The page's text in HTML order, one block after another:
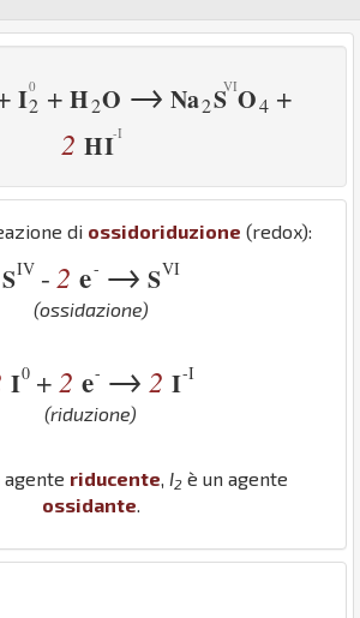
I2 + H2O → Na2S O4 +
2 HI
di ossidoriduzione (redox):
SIV - 2 e- → SVI
(ossidazione)
I0 + 2 e- → 2 I-I
(riduzione)
agente riducente I2 è un agente
ossidante